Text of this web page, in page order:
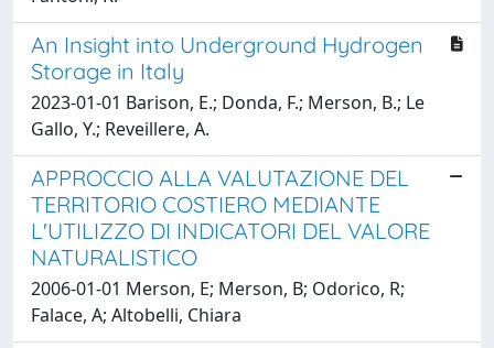
An Insight into Underground Hydrogen
Storage in Italy
2023-01-01 Barison, E.; Donda, F.; Merson, B.; Le
Gallo, Y.; Reveillere, A.
APPROCCIO ALLA VALUTAZIONE DEL
TERRITORIO COSTIERO MEDIANTE
L'UTILIZZO DI INDICATORI DEL VALORE
NATURALISTICO
2006-01-01 Merson, E; Merson, B; Odorico, R;
Falace, A; Altobelli, Chiara